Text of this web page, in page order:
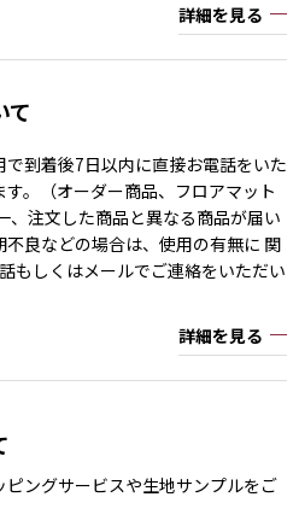
詳細を見る
て
到着後7日以内に直接お電話をいた
。（オーダー商品、フロアマット
、注文した商品と異なる商品が届い
良などの場合は、使用の有無に 関
もしくはメールでご連絡をいただい
詳細を見る
ングサービスや生地サンプルをご